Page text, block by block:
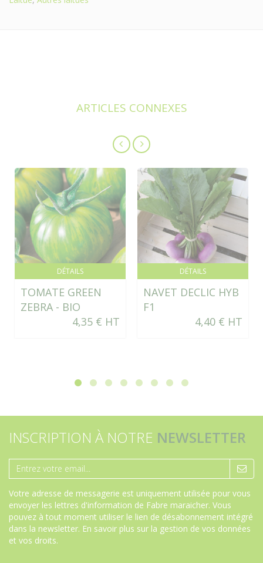
ARTICLES CONNEXES
DÉTAILS
TOMATE GREEN
ZEBRA - BIO
4,35 € HT
DÉTAILS
NAVET DECLIC HYB
F1
4,40 € HT
INSCRIPTION À NOTRE NEWSLETTER
Votre adresse de messagerie est uniquement utilisée pour vous
envoyer les lettres d'information de Fabre maraicher. Vous
pouvez à tout moment utiliser le lien de désabonnement intégré
dans la newsletter. En savoir plus sur la gestion de vos données
et vos droits.